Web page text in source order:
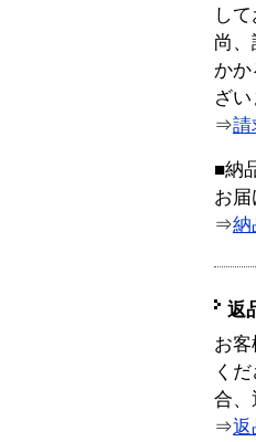
して
尚
か
ざい
⇒請
■納
お
⇒納
返
お
く
合、
⇒返